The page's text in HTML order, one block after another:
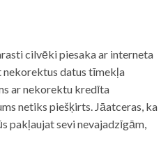
cilvēki piesaka ar interneta
nekorektus datus tīmekļa
ar nekorektu kredīta
netiks piešķirts. Jāatceras, ka
pakļaujat sevi nevajadzīgām,